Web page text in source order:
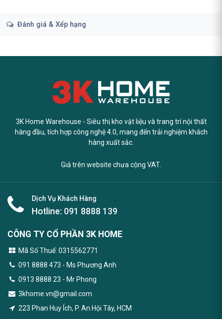
Đánh giá & Xếp hạng
3K Home Warehouse - Siêu thị kho vật liệu và trang trí nội thất
hàng đầu, tích hợp công nghệ 4.0, mang đến trải nghiệm khách
hàng xuất sắc.
Giá trên website chưa cộng VAT.
Dịch Vụ Khách Hàng
Hotline: 091 8888 139
CÔNG TY CỔ PHẦN 3K HOME
Mã Số Thuế: 0315562771
091 8888 473 - Ms Phương Anh
0913 8888 23 - Mr Phong
3khome.vn@gmail.com
223 Phan Huy Ích, P. An Hội Tây, HCM